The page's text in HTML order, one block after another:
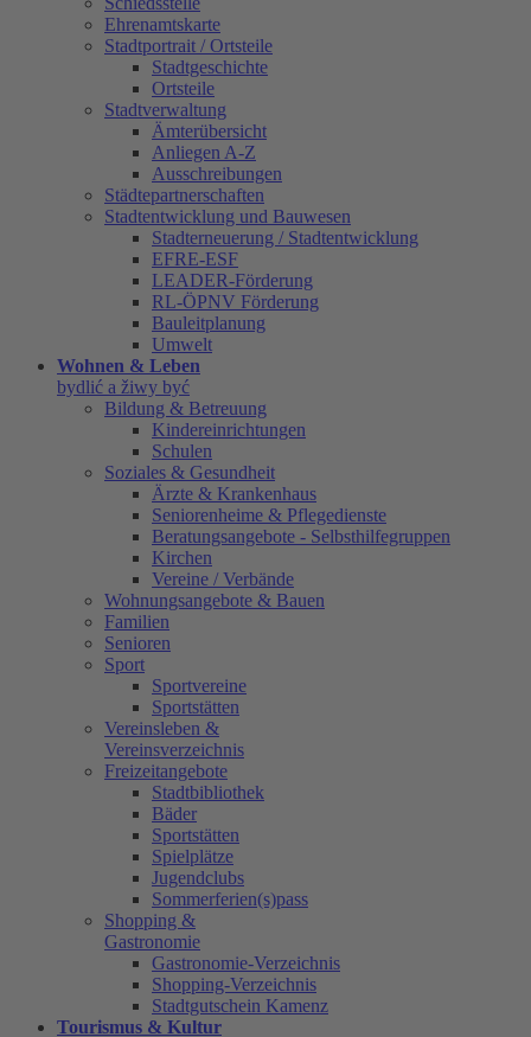
Ehrenamtskarte
Stadtportrait / Ortsteile
Stadtgeschichte
Ortsteile
Stadtverwaltung
Ämterübersicht
Anliegen A-Z
Ausschreibungen
Städtepartnerschaften
Stadtentwicklung und Bauwesen
Stadterneuerung / Stadtentwicklung
EFRE-ESF
LEADER-Förderung
RL-ÖPNV Förderung
Bauleitplanung
Umwelt
Wohnen & Leben
bydlić a žiwy być
Bildung & Betreuung
Kindereinrichtungen
Schulen
Soziales & Gesundheit
Ärzte & Krankenhaus
Seniorenheime & Pflegedienste
Beratungsangebote - Selbsthilfegruppen
Kirchen
Vereine / Verbände
Wohnungsangebote & Bauen
Familien
Senioren
Sport
Sportvereine
Sportstätten
Vereinsleben &
Vereinsverzeichnis
Freizeitangebote
Stadtbibliothek
Bäder
Sportstätten
Spielplätze
Jugendclubs
Sommerferien(s)pass
Shopping &
Gastronomie
Gastronomie-Verzeichnis
Shopping-Verzeichnis
Stadtgutschein Kamenz
Tourismus & Kultur